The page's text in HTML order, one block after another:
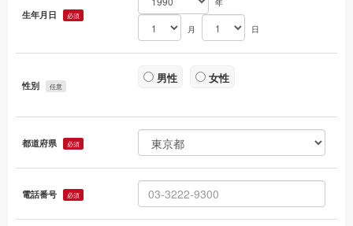
②それ以外取得個人情報（直接書面取得以外で取得する場合の個人情
報）
「受託した業務により取得した個人情報」 ： 契約及びそれに伴う
連絡、受託業務の遂行、アフターケアなどに利用するため
「コンテンツより取得した個人情報」 ： キャンペーン・サービス
の供給とお知らせ、サービス向上を目的とした統計・分析等のマーケ
ティング活動、お問合せ・ご相談・苦情への対応、紛争の解決、身元
当社は、本人の同意なしに個人情報を第三者に提供することはありま
せん。個人情報を第三者に提供する場合には、提供先、提供情報内容
5. 個人情報の取扱いの委託について
当社は、当社が定める個人情報保護体制の水準を満たす委託先に個人
生年月日 必須
月 日
性別 任意
男性 女性
都道府県 必須
電話番号 必須